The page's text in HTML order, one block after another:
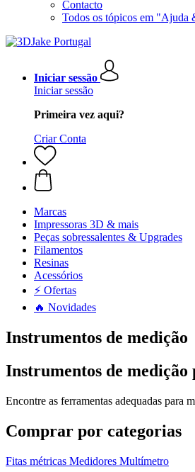
Contacto
Todos os tópicos em "Ajuda
Iniciar sessão
Iniciar sessão
Primeira vez aqui?
Criar Conta
Marcas
Impressoras 3D & mais
Peças sobressalentes & Upgrades
Filamentos
Resinas
Acessórios
⚡ Ofertas
🔥 Novidades
Instrumentos de medição
Instrumentos de medição
Encontre as ferramentas adequadas para
Comprar por categorias
Fitas métricas Medidores Multímetro